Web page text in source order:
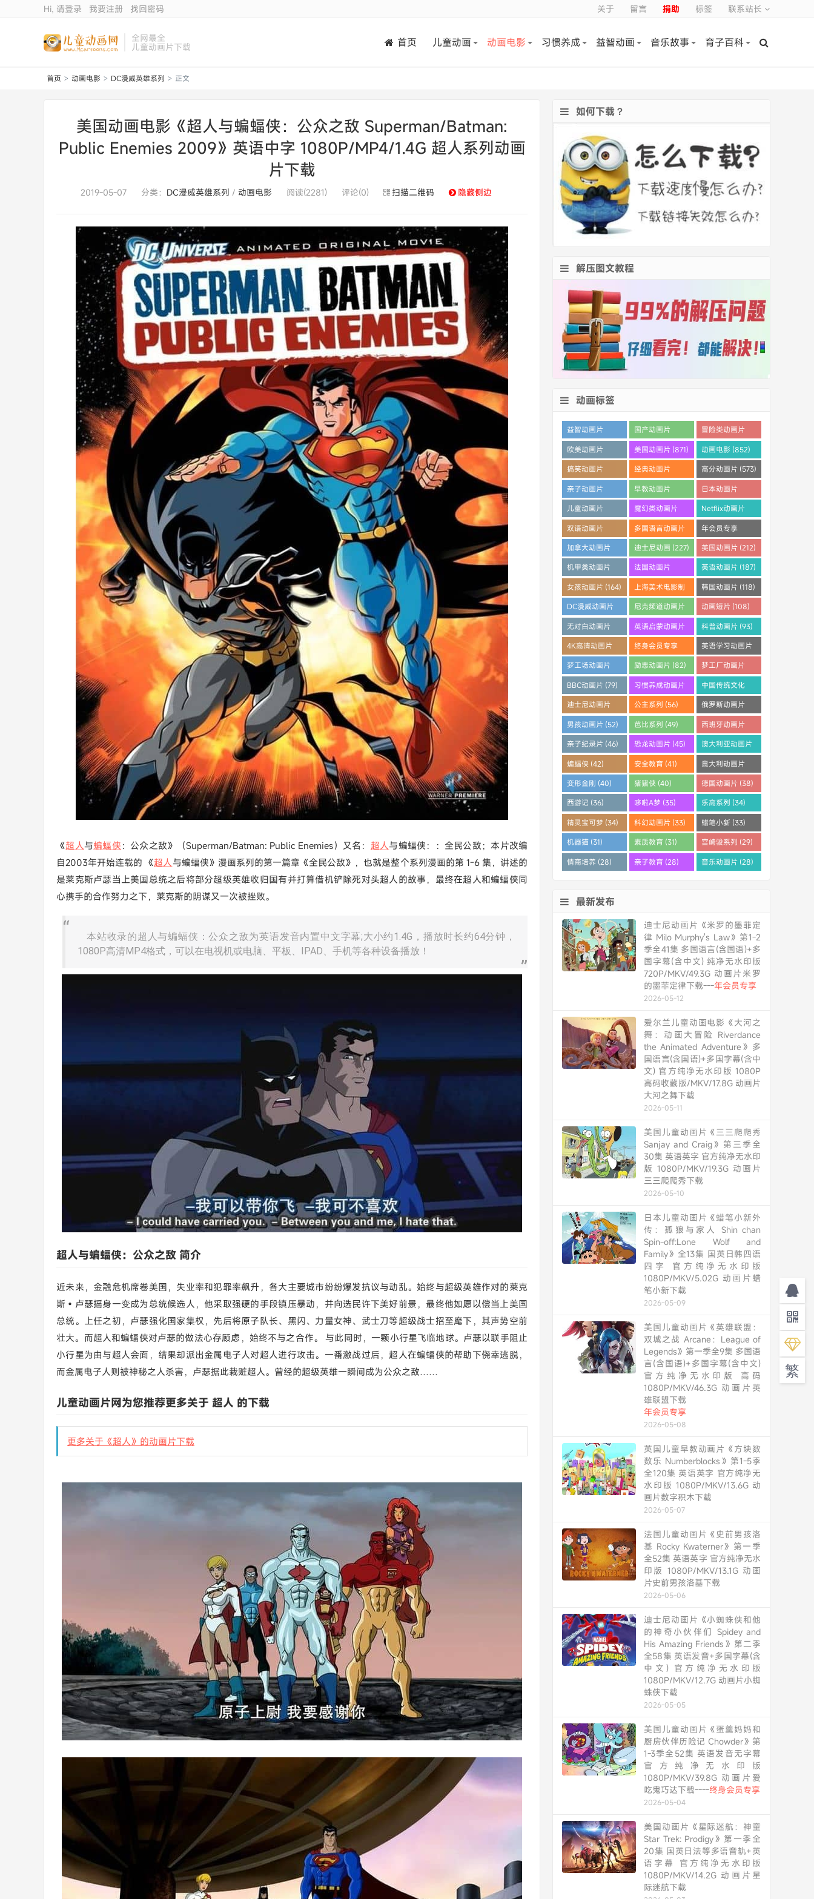
关于 留言 捐助 标签 联系站长
Hi, 请登录 我要注册 找回密码
全网最全
儿童动画片下载 首页 儿童动画 动画电影 习惯养成 益智动画 音乐故事 育子百科
首页 > 动画电影 > DC漫威英雄系列 > 正文
美国动画电影《超人与蝙蝠侠：公众之敌 Superman/Batman:
Public Enemies 2009》英语中字 1080P/MP4/1.4G 超人系列动画
片下载
2019-05-07 分类： DC漫威英雄系列 / 动画电影 阅读(2281) 评论(0) 扫描二维码 隐藏侧边
《超人与蝙蝠侠 ：公众之敌》（Superman/Batman: Public Enemies）又名： 超人与蝙蝠侠：：全民公敌；本片改编
自2003年开始连载的 《超人与蝙蝠侠》漫画系列的第一篇章《全民公敌》，也就是整个系列漫画的第 1-6 集，讲述的
是莱克斯卢瑟当上美国总统之后将部分超级英雄收归国有并打算借机铲除死对头超人的故事，最终在超人和蝙蝠侠同
心携手的合作努力之下，莱克斯的阴谋又一次被挫败。
本站收录的超人与蝙蝠侠：公众之敌为英语发音内置中文字幕;大小约1.4G，播放时长约64分钟，
1080P高清MP4格式，可以在电视机或电脑、平板、IPAD、手机等各种设备播放！
超人与蝙蝠侠：公众之敌 简介
近未来，金融危机席卷美国，失业率和犯罪率飙升，各大主要城市纷纷爆发抗议与动乱。始终与超级英雄作对的莱克
斯•卢瑟摇身一变成为总统候选人，他采取强硬的手段镇压暴动，并向选民许下美好前景，最终他如愿以偿当上美国
总统。上任之初，卢瑟强化国家集权，先后将原子队长、黑闪、力量女神、武士刀等超级战士招至麾下，其声势空前
壮大。而超人和蝙蝠侠对卢瑟的做法心存顾虑，始终不与之合作。 与此同时，一颗小行星飞临地球。卢瑟以联手阻止
小行星为由与超人会面，结果却派出金属电子人对超人进行攻击。一番激战过后，超人在蝙蝠侠的帮助下侥幸逃脱，
而金属电子人则被神秘之人杀害，卢瑟据此栽赃超人。曾经的超级英雄一瞬间成为公众之敌……
儿童动画片网为您推荐更多关于 超人 的下载
更多关于《超人》的动画片下载
如何下载？
解压图文教程
动画标签
益智动画片
(1530)
国产动画片
(1359)
冒险类动画片
(1260)
欧美动画片
(1016)
美国动画片 (871) 动画电影 (852)
搞笑动画片
(825)
经典动画片
(694)
高分动画片 (573)
亲子动画片
(389)
早教动画片
(386)
日本动画片
(359)
儿童动画片
(350)
魔幻类动画片
(286)
Netflix动画片
(280)
双语动画片
(253)
多国语言动画片
(242)
年会员专享
(233)
加拿大动画片
(228)
迪士尼动画 (227) 英国动画片 (212)
机甲类动画片
(205)
法国动画片
(204)
英语动画片 (187)
女孩动画片 (164)
上海美术电影制
片厂 (121)
韩国动画片 (118)
DC漫威动画片
(112)
尼克频道动画片
(108)
动画短片 (108)
无对白动画片
(96)
英语启蒙动画片
(95)
科普动画片 (93)
4K高清动画片
(91)
终身会员专享
(88)
英语学习动画片
(83)
梦工场动画片
(83)
励志动画片 (82)
梦工厂动画片
(81)
BBC动画片 (79)
习惯养成动画片
(64)
中国传统文化
(61)
迪士尼动画片
(59)
公主系列 (56)
俄罗斯动画片
(55)
男孩动画片 (52) 芭比系列 (49)
西班牙动画片
(46)
亲子纪录片 (46) 恐龙动画片 (45)
澳大利亚动画片
(45)
蝙蝠侠 (42) 安全教育 (41)
意大利动画片
(41)
变形金刚 (40) 猪猪侠 (40) 德国动画片 (38)
西游记 (36) 哆啦A梦 (35) 乐高系列 (34)
精灵宝可梦 (34) 科幻动画片 (33) 蜡笔小新 (33)
机器猫 (31) 素质教育 (31) 宫崎骏系列 (29)
情商培养 (28) 亲子教育 (28) 音乐动画片 (28)
最新发布
迪士尼动画片《米罗的墨菲定
律 Milo Murphy's Law》第1-2
季全41集 多国语言(含国语)+多
国字幕(含中文) 纯净无水印版
720P/MKV/49.3G 动画片米罗
的墨菲定律下载---年会员专享
2026-05-12
爱尔兰儿童动画电影《大河之
舞：动画大冒险 Riverdance
the Animated Adventure》多
国语言(含国语)+多国字幕(含中
文) 官方纯净无水印版 1080P
高码收藏版/MKV/17.8G 动画片
大河之舞下载
2026-05-11
美国儿童动画片《三三爬爬秀
Sanjay and Craig》第三季全
30集 英语英字 官方纯净无水印
版 1080P/MKV/19.3G 动画片
三三爬爬秀下载
2026-05-10
日本儿童动画片《蜡笔小新外
传：孤狼与家人 Shin chan
Spin-off:Lone Wolf and
Family》全13集 国英日韩四语
四字 官方纯净无水印版
1080P/MKV/5.02G 动画片蜡
笔小新下载
2026-05-09
美国儿童动画片《英雄联盟：
双城之战 Arcane：League of
Legends》第一季全9集 多国语
言(含国语)+多国字幕(含中文)
官方纯净无水印版 高码
1080P/MKV/46.3G 动画片英
雄联盟下载
年会员专享
2026-05-08
英国儿童早教动画片《方块数
数乐 Numberblocks》第1-5季
全120集 英语英字 官方纯净无
水印版 1080P/MKV/13.6G 动
画片数字积木下载
2026-05-07
法国儿童动画片《史前男孩洛
基 Rocky Kwaterner》第一季
全52集 英语英字 官方纯净无水
印版 1080P/MKV/13.1G 动画
片史前男孩洛基下载
2026-05-06
迪士尼动画片《小蜘蛛侠和他
的神奇小伙伴们 Spidey and
His Amazing Friends》第二季
全58集 英语发音+多国字幕(含
中文) 官方纯净无水印版
1080P/MKV/12.7G 动画片小蜘
蛛侠下载
2026-05-05
美国儿童动画片《蛋羹妈妈和
厨房伙伴历险记 Chowder》第
1-3季全52集 英语发音无字幕
官方纯净无水印版
1080P/MKV/39.8G 动画片爱
吃鬼巧达下载----终身会员专享
2026-05-04
美国动画片《星际迷航：神童
Star Trek: Prodigy》第一季全
20集 国英日法等多语音轨+英
语字幕 官方纯净无水印版
1080P/MKV/14.2G 动画片星
际迷航下载
繁